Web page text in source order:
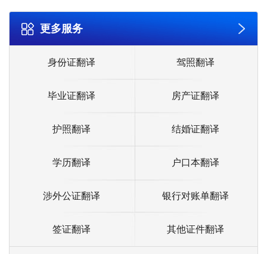
更多服务
身份证翻译 驾照翻译
毕业证翻译 房产证翻译
护照翻译 结婚证翻译
学历翻译 户口本翻译
涉外公证翻译 银行对账单翻译
签证翻译 其他证件翻译